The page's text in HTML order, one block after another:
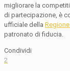
migliorare la
di partecipazione, è
ufficiale della
patronato di fiducia.
Condividi
2